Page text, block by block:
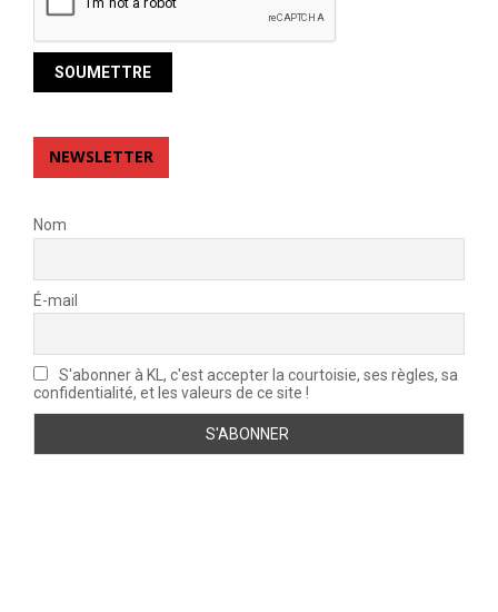
NEWSLETTER
Nom
É-mail
S'abonner à KL, c'est accepter la courtoisie, ses règles, sa
confidentialité, et les valeurs de ce site !